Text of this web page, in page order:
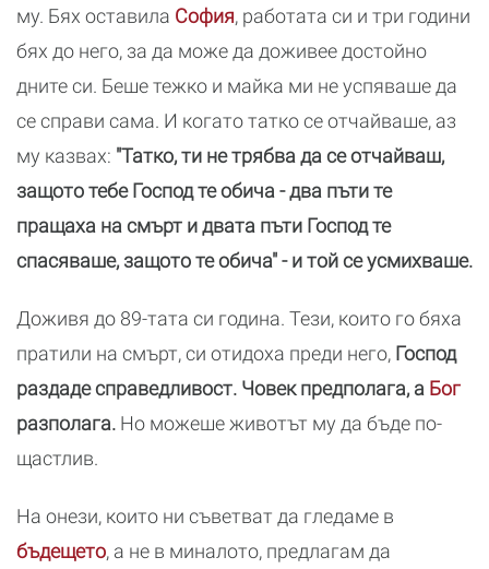
му. Бях оставила София, работата си и три години
бях до него, за да може да доживее достойно
дните си. Беше тежко и майка ми не успяваше да
се справи сама. И когато татко се отчайваше, аз
му казвах: "Татко, ти не трябва да се отчайваш,
защото тебе Господ те обича - два пъти те
пращаха на смърт и двата пъти Господ те
спасяваше, защото те обича" - и той се усмихваше.
Доживя до 89-тата си година. Тези, които го бяха
пратили на смърт, си отидоха преди него, Господ
раздаде справедливост. Човек предполага, а Бог
разполага. Но можеше животът му да бъде по-
щастлив.
На онези, които ни съветват да гледаме в
бъдещето, а не в миналото, предлагам да